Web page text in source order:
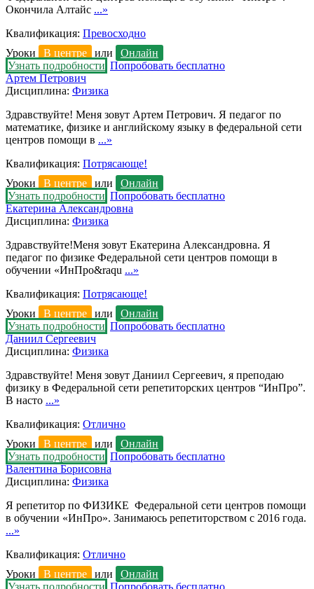
Окончила Алтайс ...»
Квалификация: Превосходно
Уроки
В центре или
Онлайн
Узнать подробности Попробовать бесплатно
Артем Петрович
Дисциплина: Физика
Здравствуйте! Меня зовут Артем Петрович. Я педагог по
математике, физике и английскому языку в федеральной сети
центров помощи в ...»
Квалификация: Потрясающе!
Уроки
В центре или
Онлайн
Узнать подробности Попробовать бесплатно
Екатерина Александровна
Дисциплина: Физика
Здравствуйте!Меня зовут Екатерина Александровна. Я
педагог по физике Федеральной сети центров помощи в
обучении «ИнПро&raqu ...»
Квалификация: Потрясающе!
Уроки
В центре или
Онлайн
Узнать подробности Попробовать бесплатно
Даниил Сергеевич
Дисциплина: Физика
Здравствуйте! Меня зовут Даниил Сергеевич, я преподаю
физику в Федеральной сети репетиторских центров “ИнПро”.
В насто ...»
Квалификация: Отлично
Уроки
В центре или
Онлайн
Узнать подробности Попробовать бесплатно
Валентина Борисовна
Дисциплина: Физика
Я репетитор по ФИЗИКЕ Федеральной сети центров помощи
в обучении «ИнПро». Занимаюсь репетиторством с 2016 года.
...»
Квалификация: Отлично
Уроки
В центре или
Онлайн
Узнать подробности Попробовать бесплатно